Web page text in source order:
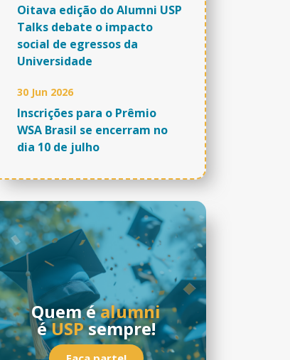
Oitava edição do Alumni USP
Talks debate o impacto
social de egressos da
Universidade
30 Jun 2026
Inscrições para o Prêmio
WSA Brasil se encerram no
dia 10 de julho
Quem éalumni
éUSPsempre!